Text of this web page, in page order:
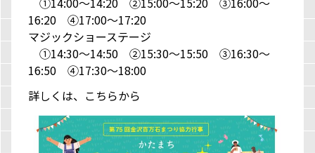
16:20 ④17:00～17:20
マジックショーステージ
①14:30～14:50 ②15:30～15:50 ③16:30～
16:50 ④17:30～18:00
詳しくは、 こちらから